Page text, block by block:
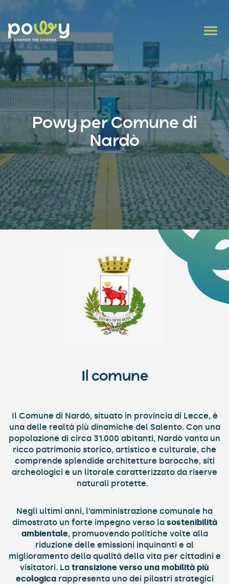
Powy per Comune di
Nardò
Il comune
Il Comune di Nardò, situato in provincia di Lecce, è
una delle realtà più dinamiche del Salento. Con una
popolazione di circa 31.000 abitanti, Nardò vanta un
ricco patrimonio storico, artistico e culturale, che
comprende splendide architetture barocche, siti
archeologici e un litorale caratterizzato da riserve
naturali protette.
Negli ultimi anni, l’amministrazione comunale ha
dimostrato un forte impegno verso la sostenibilità
ambientale, promuovendo politiche volte alla
riduzione delle emissioni inquinanti e al
miglioramento della qualità della vita per cittadini e
visitatori. La transizione verso una mobilità più
ecologica rappresenta uno dei pilastri strategici